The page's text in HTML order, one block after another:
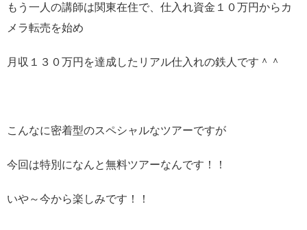
もう一人の講師は関東在住で、仕入れ資金１０万円からカ
メラ転売を始め
月収１３０万円を達成したリアル仕入れの鉄人です＾＾
こんなに密着型のスペシャルなツアーですが
今回は特別になんと無料ツアーなんです！！
いや～今から楽しみです！！